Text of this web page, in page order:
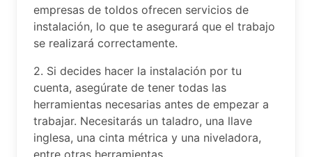
empresas de toldos ofrecen servicios de
instalación, lo que te asegurará que el trabajo
se realizará correctamente.
2. Si decides hacer la instalación por tu
cuenta, asegúrate de tener todas las
herramientas necesarias antes de empezar a
trabajar. Necesitarás un taladro, una llave
inglesa, una cinta métrica y una niveladora,
entre otras herramientas.